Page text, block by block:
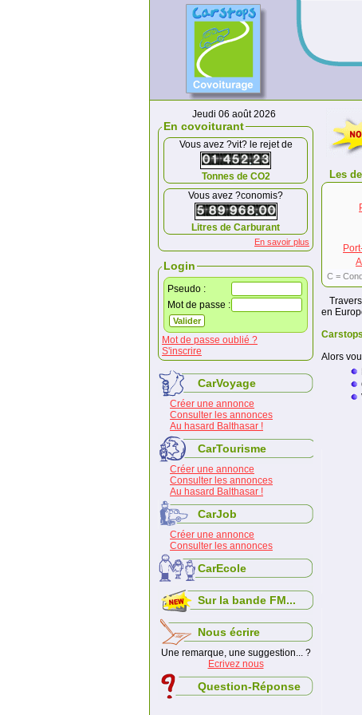
Jeudi 06 août 2026
En covoiturant
Vous avez ?vit? le rejet de
Tonnes de CO2
Vous avez ?conomis?
Litres de Carburant
En savoir plus
Login
Pseudo :
Mot de passe :
Mot de passe oublié ?
S'inscrire
CarVoyage
Créer une annonce
Consulter les annonces
Au hasard Balthasar !
CarTourisme
Créer une annonce
Consulter les annonces
Au hasard Balthasar !
CarJob
Créer une annonce
Consulter les annonces
CarEcole
Sur la bande FM...
Nous écrire
Une remarque, une suggestion... ?
Ecrivez nous
Question-Réponse
Les
C =
en
Alors